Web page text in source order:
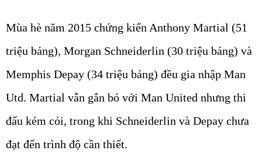
Mùa hè năm 2015 chứng kiến Anthony Martial (51
triệu bảng), Morgan Schneiderlin (30 triệu bảng) và
Memphis Depay (34 triệu bảng) đều gia nhập Man
Utd. Martial vẫn gắn bó với Man United nhưng thi
đấu kém cỏi, trong khi Schneiderlin và Depay chưa
đạt đến trình độ cần thiết.